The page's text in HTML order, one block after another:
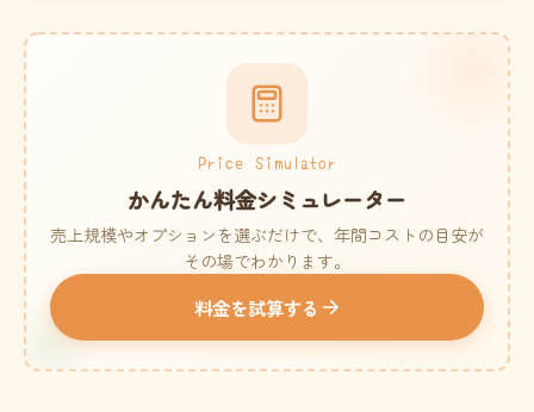
Price Simulator
かんたん料金シミュレーター
売上規模やオプションを選ぶだけで、年間コストの目安が
その場でわかります。
料金を試算する